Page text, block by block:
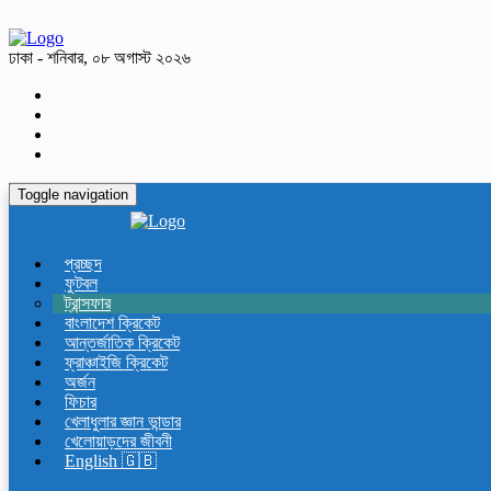
ঢাকা - শনিবার, ০৮ অগাস্ট ২০২৬
Toggle navigation
প্রচ্ছদ
ফুটবল
ট্রান্সফার
বাংলাদেশ ক্রিকেট
আন্তর্জাতিক ক্রিকেট
ফ্রাঞ্চাইজি ক্রিকেট
অর্জন
ফিচার
খেলাধুলার জ্ঞান ভান্ডার
খেলোয়াড়দের জীবনী
English 🇬🇧